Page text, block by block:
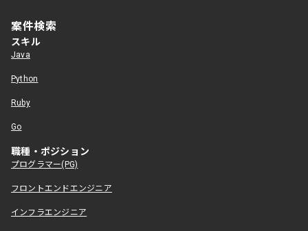
案件検索
スキル
Java
Python
Ruby
Go
職種・ポジション
プログラマー(PG)
フロントエンドエンジニア
インフラエンジニア